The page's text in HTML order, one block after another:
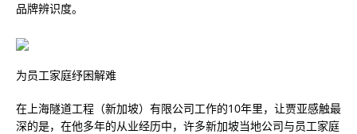
品牌辨识度。
为员工家庭纾困解难
在上海隧道工程（新加坡）有限公司工作的10年里，让贾亚感触最
深的是，在他多年的从业经历中，许多新加坡当地公司与员工家庭